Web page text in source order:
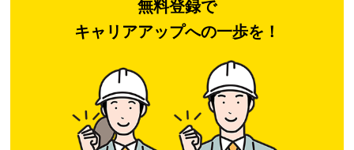
無料登録で
キャリアアップへの一歩を！